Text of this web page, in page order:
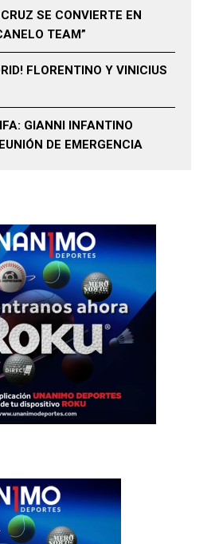
SE CONVIERTE EN
TEAM”
FLORENTINO Y VINICIUS
GIANNI INFANTINO
DE EMERGENCIA